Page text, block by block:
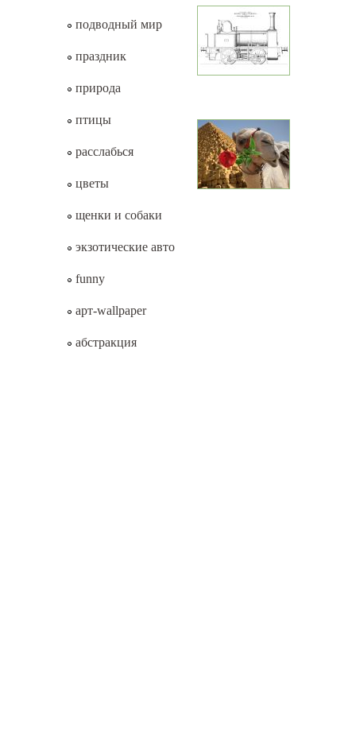
подводный мир
праздник
природа
птицы
расслабься
цветы
щенки и собаки
экзотические авто
funny
арт-wallpaper
абстракция